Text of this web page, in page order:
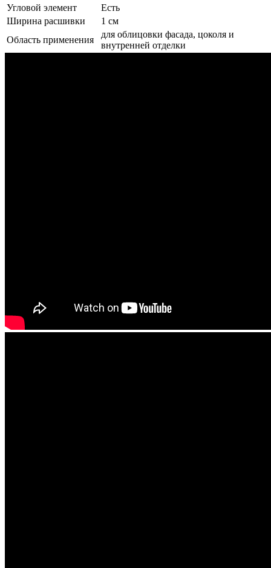
Угловой элемент
Есть
Ширина расшивки
1 см
Область применения
для облицовки фасада, цоколя и
внутренней отделки